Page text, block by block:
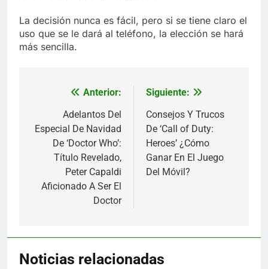
La decisión nunca es fácil, pero si se tiene claro el
uso que se le dará al teléfono, la elección se hará
más sencilla.
Navegación
entradas
Anterior:
Adelantos Del
Especial De Navidad
De ‘Doctor Who’:
Título Revelado,
Peter Capaldi
Aficionado A Ser El
Doctor
Siguiente:
Consejos Y Trucos
De ‘Call of Duty:
Heroes’ ¿Cómo
Ganar En El Juego
Del Móvil?
Noticias relacionadas